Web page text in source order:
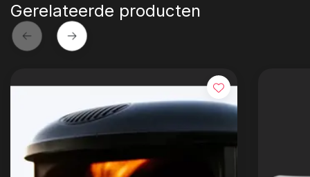
Gerelateerde producten